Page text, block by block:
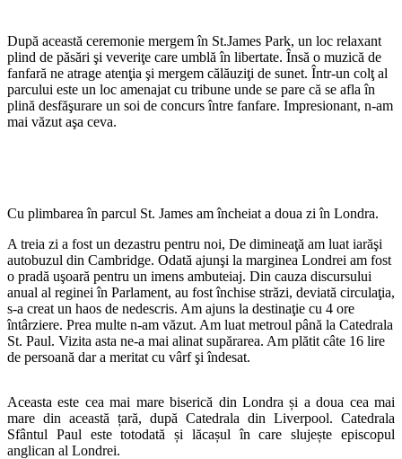
După această ceremonie mergem în St.James Park, un loc relaxant
plind de păsări şi veveriţe care umblă în libertate. Însă o muzică de
fanfară ne atrage atenţia şi mergem călăuziţi de sunet. Într-un colţ al
parcului este un loc amenajat cu tribune unde se pare că se afla în
plină desfăşurare un soi de concurs între fanfare. Impresionant, n-am
mai văzut aşa ceva.
Cu plimbarea în parcul St. James am încheiat a doua zi în Londra.
A treia zi a fost un dezastru pentru noi, De dimineaţă am luat iarăşi
autobuzul din Cambridge. Odată ajunşi la marginea Londrei am fost
o pradă uşoară pentru un imens ambuteiaj. Din cauza discursului
anual al reginei în Parlament, au fost închise străzi, deviată circulaţia,
s-a creat un haos de nedescris. Am ajuns la destinaţie cu 4 ore
întârziere. Prea multe n-am văzut. Am luat metroul până la Catedrala
St. Paul. Vizita asta ne-a mai alinat supărarea. Am plătit câte 16 lire
de persoană dar a meritat cu vârf şi îndesat.
Aceasta este cea mai mare biserică din Londra și a doua cea mai
mare din această țară, după Catedrala din Liverpool. Catedrala
Sfântul Paul este totodată și lăcașul în care slujește episcopul
anglican al Londrei.